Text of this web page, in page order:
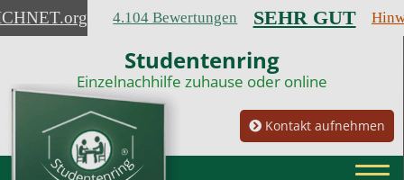
.org 4.104 Bewertungen SEHR GUT
Studentenring
Einzelnachhilfe zuhause oder online
Kontakt aufnehmen